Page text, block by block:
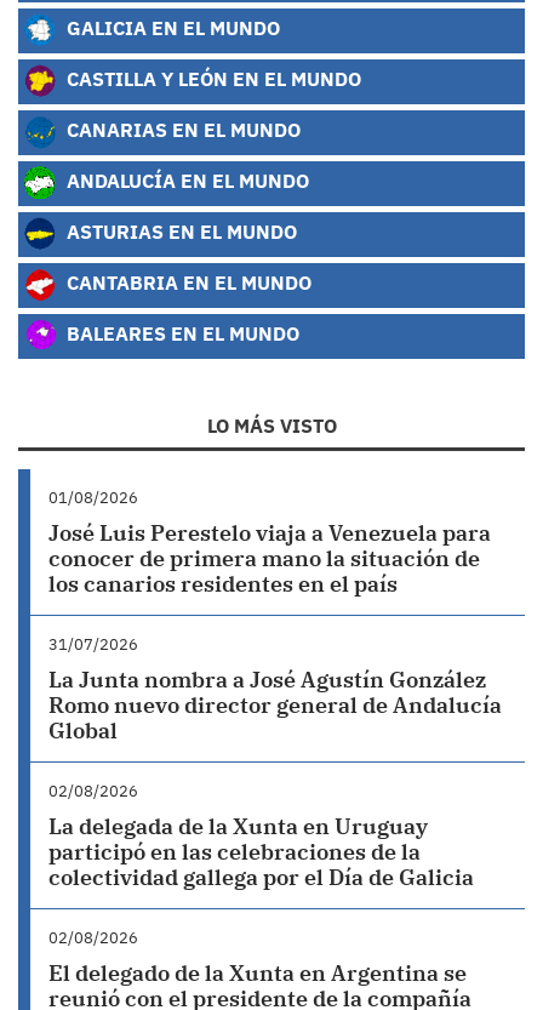
GALICIA EN EL MUNDO
CASTILLA Y LEÓN EN EL MUNDO
CANARIAS EN EL MUNDO
ANDALUCÍA EN EL MUNDO
ASTURIAS EN EL MUNDO
CANTABRIA EN EL MUNDO
BALEARES EN EL MUNDO
LO MÁS VISTO
01/08/2026
José Luis Perestelo viaja a Venezuela para
conocer de primera mano la situación de
los canarios residentes en el país
31/07/2026
La Junta nombra a José Agustín González
Romo nuevo director general de Andalucía
Global
02/08/2026
La delegada de la Xunta en Uruguay
participó en las celebraciones de la
colectividad gallega por el Día de Galicia
02/08/2026
El delegado de la Xunta en Argentina se
reunió con el presidente de la compañía